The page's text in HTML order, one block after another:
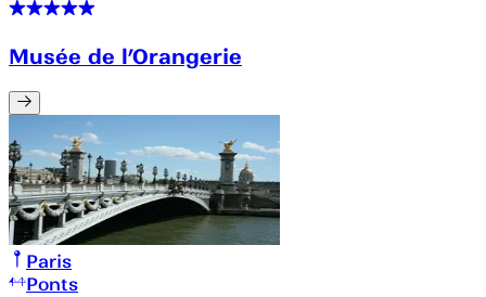
Musée de l’Orangerie
Paris
Ponts